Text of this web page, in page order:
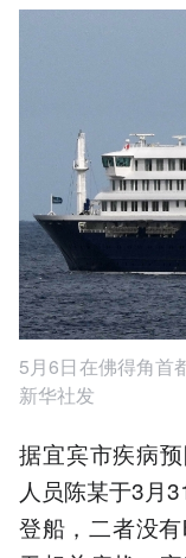
5月6日在佛得角首
新华社发
据宜宾市疾病
人员陈某于3月
登船，二者没